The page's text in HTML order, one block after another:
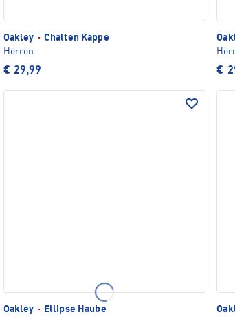
Oakley · Chalten Kappe
Herren
€ 29,99 €
Oakley ·
Ellipse Haube